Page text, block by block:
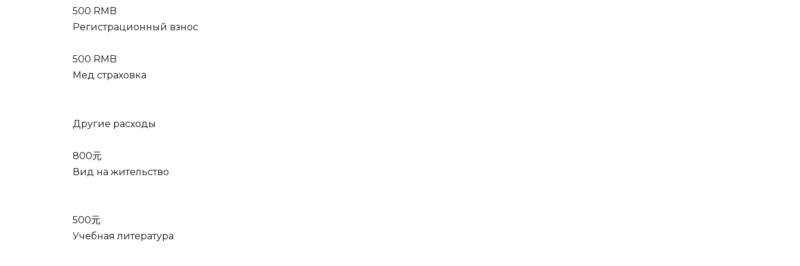
500 RMB
Регистрационный взнос
500 RMB
Мед страховка
Другие расходы
800元
Вид на жительство
500元
Учебная литература